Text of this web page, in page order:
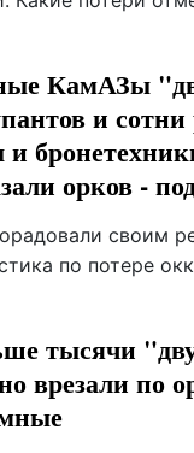
КамАЗы
и
и
орков -
своим
по потере
тысячи
врезали по